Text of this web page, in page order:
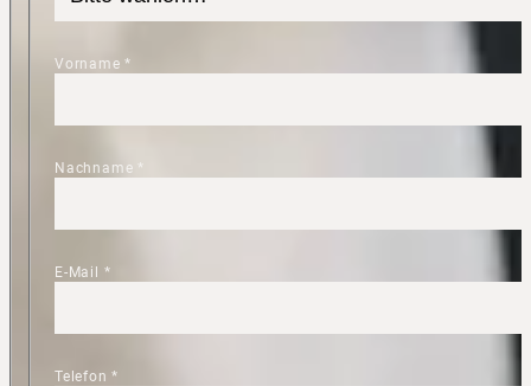
Vorname*
Nachname *
E-Mail *
Telefon*